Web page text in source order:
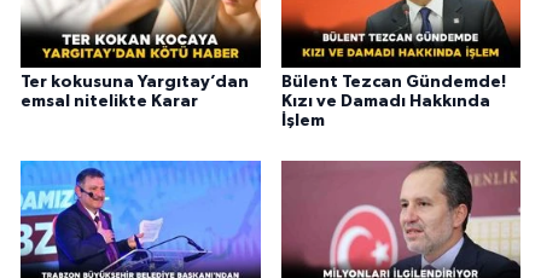
Ter kokusuna Yargıtay’dan
emsal nitelikte Karar
Bülent Tezcan Gündemde!
Kızı ve Damadı Hakkında
İşlem